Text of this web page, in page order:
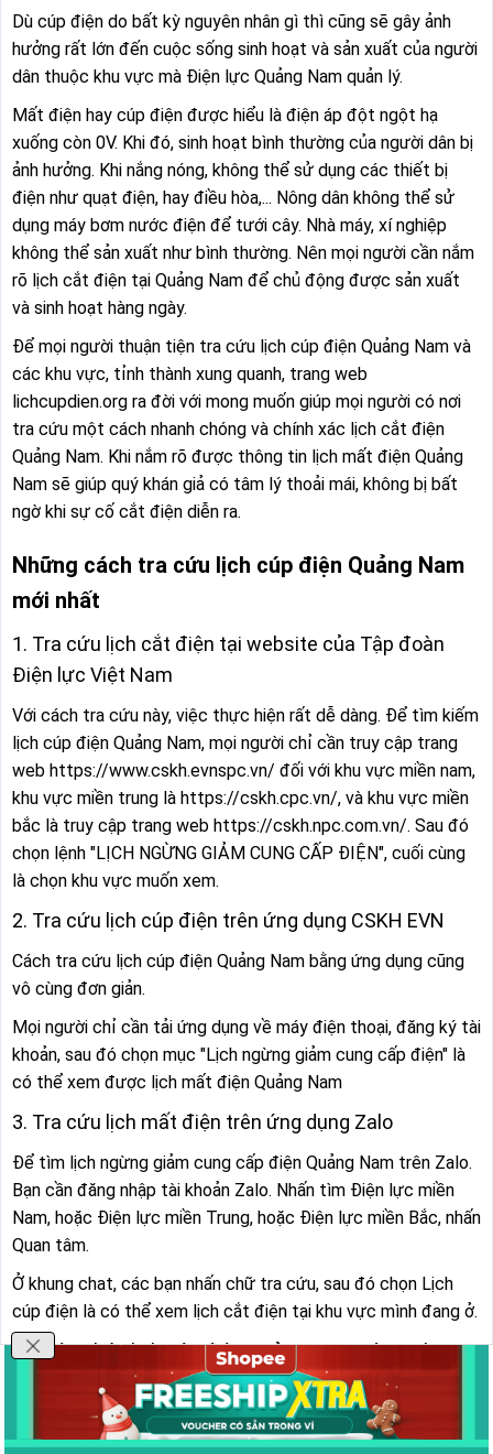
Dù cúp điện do bất kỳ nguyên nhân gì thì cũng sẽ gây ảnh
hưởng rất lớn đến cuộc sống sinh hoạt và sản xuất của người
dân thuộc khu vực mà Điện lực Quảng Nam quản lý.
Mất điện hay cúp điện được hiểu là điện áp đột ngột hạ
xuống còn 0V. Khi đó, sinh hoạt bình thường của người dân bị
ảnh hưởng. Khi nắng nóng, không thể sử dụng các thiết bị
điện như quạt điện, hay điều hòa,... Nông dân không thể sử
dụng máy bơm nước điện để tưới cây. Nhà máy, xí nghiệp
không thể sản xuất như bình thường. Nên mọi người cần nắm
rõ lịch cắt điện tại Quảng Nam để chủ động được sản xuất
và sinh hoạt hàng ngày.
Để mọi người thuận tiện tra cứu lịch cúp điện Quảng Nam và
các khu vực, tỉnh thành xung quanh, trang web
lichcupdien.org ra đời với mong muốn giúp mọi người có nơi
tra cứu một cách nhanh chóng và chính xác lịch cắt điện
Quảng Nam. Khi nắm rõ được thông tin lịch mất điện Quảng
Nam sẽ giúp quý khán giả có tâm lý thoải mái, không bị bất
ngờ khi sự cố cắt điện diễn ra.
Những cách tra cứu lịch cúp điện Quảng Nam
mới nhất
1. Tra cứu lịch cắt điện tại website của Tập đoàn
Điện lực Việt Nam
Với cách tra cứu này, việc thực hiện rất dễ dàng. Để tìm kiếm
lịch cúp điện Quảng Nam, mọi người chỉ cần truy cập trang
web https://www.cskh.evnspc.vn/ đối với khu vực miền nam,
khu vực miền trung là https://cskh.cpc.vn/, và khu vực miền
bắc là truy cập trang web https://cskh.npc.com.vn/. Sau đó
chọn lệnh "LỊCH NGỪNG GIẢM CUNG CẤP ĐIỆN", cuối cùng
là chọn khu vực muốn xem.
2. Tra cứu lịch cúp điện trên ứng dụng CSKH EVN
Cách tra cứu lịch cúp điện Quảng Nam bằng ứng dụng cũng
vô cùng đơn giản.
Mọi người chỉ cần tải ứng dụng về máy điện thoại, đăng ký tài
khoản, sau đó chọn mục "Lịch ngừng giảm cung cấp điện" là
có thể xem được lịch mất điện Quảng Nam
3. Tra cứu lịch mất điện trên ứng dụng Zalo
Để tìm lịch ngừng giảm cung cấp điện Quảng Nam trên Zalo.
Bạn cần đăng nhập tài khoản Zalo. Nhấn tìm Điện lực miền
Nam, hoặc Điện lực miền Trung, hoặc Điện lực miền Bắc, nhấn
Quan tâm.
Ở khung chat, các bạn nhấn chữ tra cứu, sau đó chọn Lịch
cúp điện là có thể xem lịch cắt điện tại khu vực mình đang ở.
4. Thông báo lịch cúp điện Quảng Nam trên website
LichCupDien.org
Với cách này, các thao tác thực hiện là đơn giản nhất.